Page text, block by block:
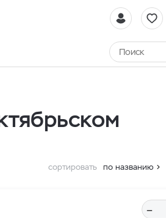
сортировать по названию
–